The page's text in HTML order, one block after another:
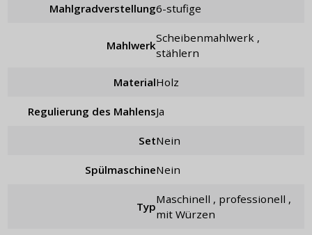
Mahlgradverstellung 6-stufige
Mahlwerk
Scheibenmahlwerk ,
stählern
Material Holz
Regulierung des Mahlens ja
Set nein
Spülmaschine Nein
Typ
maschinell , professionell ,
mit Würzen